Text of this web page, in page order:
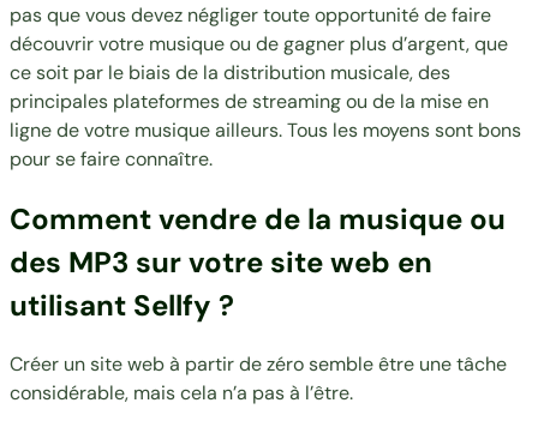
pas que vous devez négliger toute opportunité de faire
découvrir votre musique ou de gagner plus d’argent, que
ce soit par le biais de la distribution musicale, des
principales plateformes de streaming ou de la mise en
ligne de votre musique ailleurs. Tous les moyens sont bons
pour se faire connaître.
Comment vendre de la musique ou
des MP3 sur votre site web en
utilisant Sellfy ?
Créer un site web à partir de zéro semble être une tâche
considérable, mais cela n’a pas à l’être.